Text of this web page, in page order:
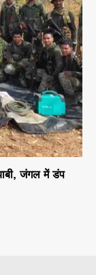
जंगल में डंप